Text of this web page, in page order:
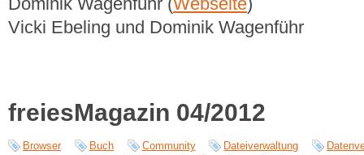
Vicki Ebeling und Dominik Wagenführ
freiesMagazin 04/2012
Browser Buch Community Dateiverwaltung